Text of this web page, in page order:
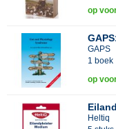
op
GAPS
1 boek
op
Heltiq